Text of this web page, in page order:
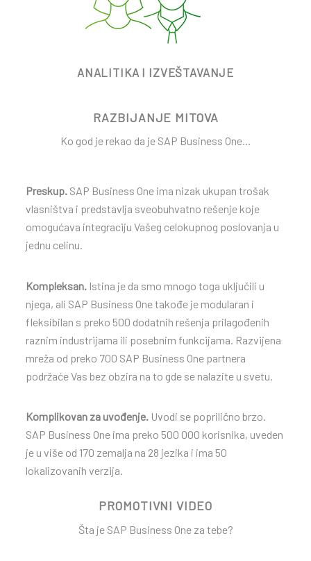
ANALITIKA I IZVEŠTAVANJE
RAZBIJANJE MITOVA
Ko god je rekao da je SAP Business One...
Preskup. SAP Business One ima nizak ukupan trošak
vlasništva i predstavlja sveobuhvatno rešenje koje
omogućava integraciju Vašeg celokupnog poslovanja u
jednu celinu.
Kompleksan. Istina je da smo mnogo toga uključili u
njega, ali SAP Business One takođe je modularan i
fleksibilan s preko 500 dodatnih rešenja prilagođenih
raznim industrijama ili posebnim funkcijama. Razvijena
mreža od preko 700 SAP Business One partnera
podržaće Vas bez obzira na to gde se nalazite u svetu.
Komplikovan za uvođenje. Uvodi se poprilično brzo.
SAP Business One ima preko 500 000 korisnika, uveden
je u više od 170 zemalja na 28 jezika i ima 50
lokalizovanih verzija.
PROMOTIVNI VIDEO
Šta je SAP Business One za tebe?